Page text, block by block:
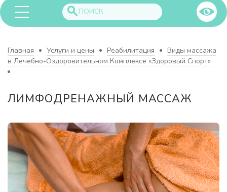
Главная Услуги и цены Реабилитация
Виды массажа
в Лечебно-Оздоровительном Комплексе «Здоровый Спорт»
ЛИМФОДРЕНАЖНЫЙ МАССАЖ